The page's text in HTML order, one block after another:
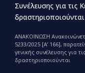
Συνέλευσης για τις
ΑΝΑΚΟΙΝΩΣΗ
5233/2025 [Α’ 166],
γενικής συνέλευσης για
δραστηριοποιούνται